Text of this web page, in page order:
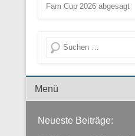
Fam Cup 2026 abgesagt
Suche
Menü der Fußzeile
Neueste Beiträge: